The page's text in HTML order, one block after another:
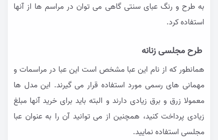
به طرح و رنگ عبای سنتی گاهی می توان در مراسم ها از آنها
استفاده کرد.
طرح مجلسی زنانه
همانطور که از نام این عبا مشخص است این عبا در مراسمات و
مهمانی های رسمی مورد استفاده قرار می گیرند. این مدل ها
معمولا زرق و برق زیادی دارند و البته باید برای خرید آنها مبلغ
زیادی پرداخت کنید، همچنین از می توانید آن را به عنوان عبا
مجلسی استفاده نمایید.